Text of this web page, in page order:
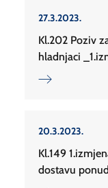
27.3.2023.
Kl.202 Poziv
hladnjaci
20.3.2023.
Kl.149
dostavu